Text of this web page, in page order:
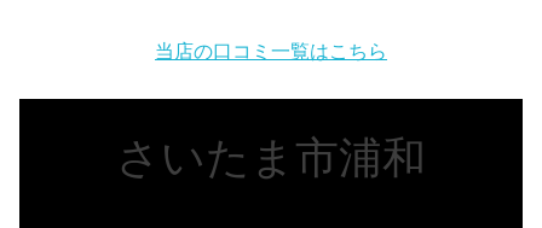
当店の口コミ一覧はこちら
さいたま市浦和